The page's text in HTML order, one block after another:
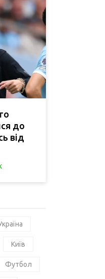
до
від
Київ
Футбол